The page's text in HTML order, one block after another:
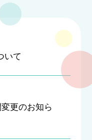
いて
更のお知ら